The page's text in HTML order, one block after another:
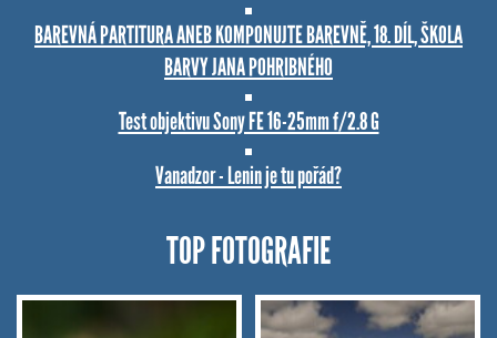
BAREVNÁ PARTITURA ANEB KOMPONUJTE BAREVNĚ, 18. DÍL, ŠKOLA
BARVY JANA POHRIBNÉHO
Test objektivu Sony FE 16-25mm f/2.8 G
Vanadzor - Lenin je tu pořád?
TOP FOTOGRAFIE